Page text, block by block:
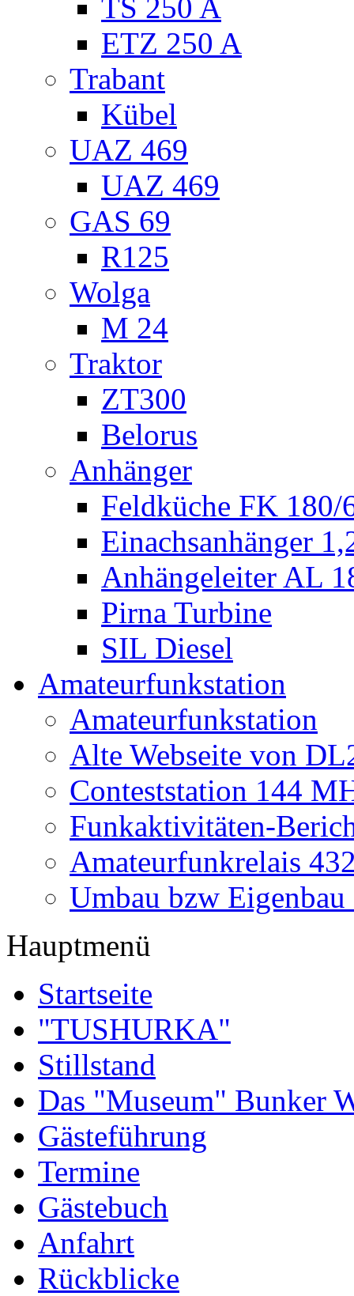
TS 250 A
ETZ 250 A
Trabant
Kübel
UAZ 469
UAZ 469
GAS 69
R125
Wolga
M 24
Traktor
ZT300
Belorus
Anhänger
Feldküche FK 180/
Einachsanhänger
Anhängeleiter AL
Pirna Turbine
SIL Diesel
Amateurfunkstation
Amateurfunkstation
Alte Webseite von
Conteststation 144
Funkaktivitäten-
Amateurfunkrelais
Umbau bzw
Hauptmenü
Startseite
"TUSHURKA"
Stillstand
Das "Museum" Bunker
Gästeführung
Termine
Gästebuch
Anfahrt
Rückblicke